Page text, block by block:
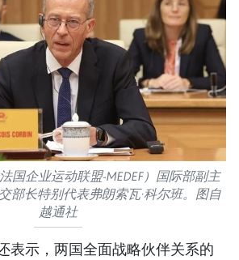
国企业运动联盟-MEDEF）国际部副主
部长特别代表弗朗索瓦·科尔班。图自
越通社
表示，两国全面战略伙伴关系的